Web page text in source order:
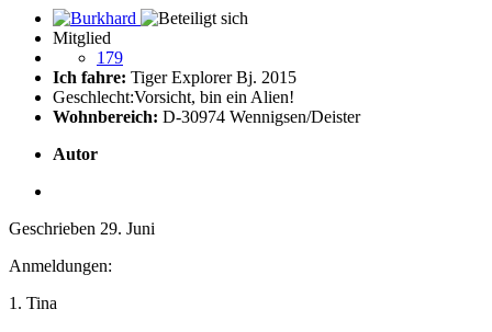
Mitglied
179
Ich fahre: Tiger Explorer Bj. 2015
Geschlecht:Vorsicht, bin ein Alien!
Wohnbereich: D-30974 Wennigsen/Deister
Autor
Geschrieben 29. Juni
Anmeldungen:
1. Tina